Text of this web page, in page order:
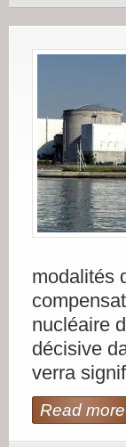
modalités
nucléaire
décisive
verra
Read more